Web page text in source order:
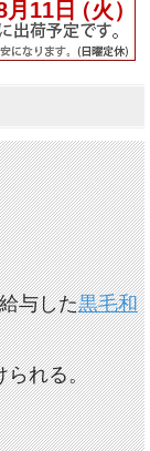
与した黒毛和
られる。